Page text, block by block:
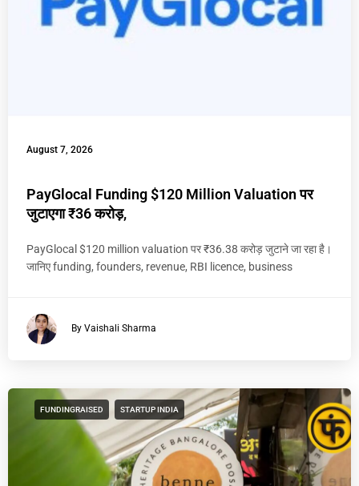
August 7, 2026
PayGlocal Funding $120 Million Valuation पर
जुटाएगा ₹36 करोड़,
PayGlocal $120 million valuation पर ₹36.38 करोड़ जुटाने जा रहा है।
जानिए funding, founders, revenue, RBI licence, business
By Vaishali Sharma
FUNDINGRAISED STARTUP INDIA